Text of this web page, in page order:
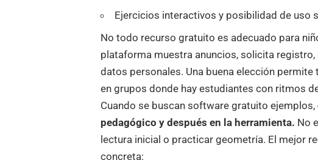
Ejercicios interactivos y posibilidad de uso
No todo recurso gratuito es adecuado para
plataforma muestra anuncios, solicita
datos personales. Una buena elección
en grupos donde hay estudiantes con ritmos
Cuando se buscan software gratuito ejemplos,
pedagógico y después en la herramienta. No
lectura inicial o practicar geometría. El mejor
concreta: